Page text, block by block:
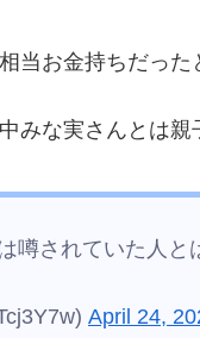
当お金持ちだった
みな実さんとは親
噂されていた人と
April 24,